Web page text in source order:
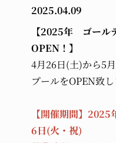
2025.04.09
【2025年 ゴー
OPEN！】
4月26日(土)から5
プールをOPEN致し
【開催期間】
6日(火・祝)